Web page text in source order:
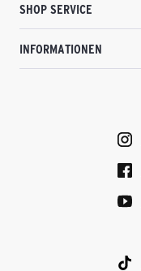
SHOP SERVICE
INFORMATIONEN